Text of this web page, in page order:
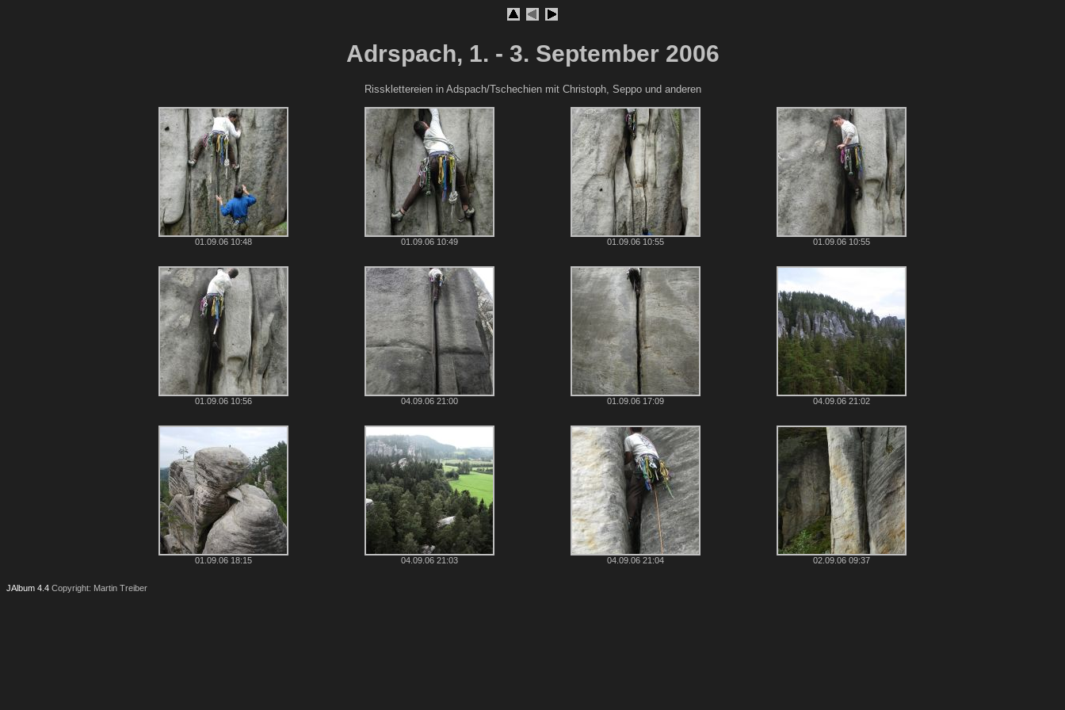
Adrspach, 1. - 3. September 2006
Rissklettereien in Adspach/Tschechien mit Christoph, Seppo und anderen
01.09.06 10:48 01.09.06 10:49 01.09.06 10:55 01.09.06 10:55
01.09.06 10:56 04.09.06 21:00 01.09.06 17:09 04.09.06 21:02
01.09.06 18:15 04.09.06 21:03 04.09.06 21:04 02.09.06 09:37
JAlbum 4.4 Copyright: Martin Treiber